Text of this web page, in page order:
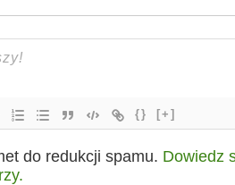
{} [+]
do redukcji spamu. Dowiedz